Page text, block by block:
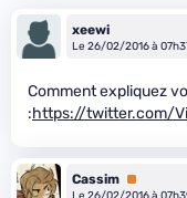
xeewi
Le 26/02/2016 à
Comment expliquez
:https://twitter.com/
Cassim Premium